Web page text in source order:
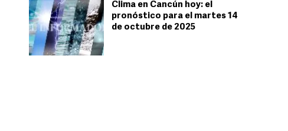
Clima en Cancún hoy: el
pronóstico para el martes 14
de octubre de 2025